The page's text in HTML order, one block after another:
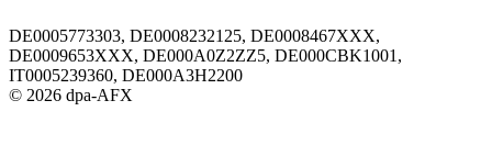
DE0005773303, DE0008232125, DE0008467XXX,
DE0009653XXX, DE000A0Z2ZZ5, DE000CBK1001,
IT0005239360, DE000A3H2200
© 2026 dpa-AFX